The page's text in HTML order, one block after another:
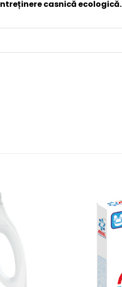
casnică ecologică.